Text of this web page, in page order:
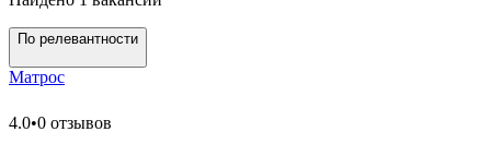
По релевантности
Матрос
4.0•0 отзывов